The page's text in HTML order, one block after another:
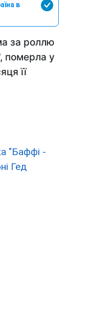
в
за роллю
померла у
її
"Баффі -
Гед